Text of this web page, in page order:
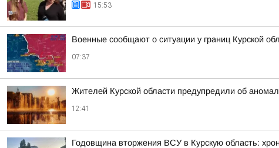
15:53
Военные сообщают о ситуации у границ Курской
07:37
Жителей Курской области предупредили об
12:41
Годовщина вторжения ВСУ в Курскую область: